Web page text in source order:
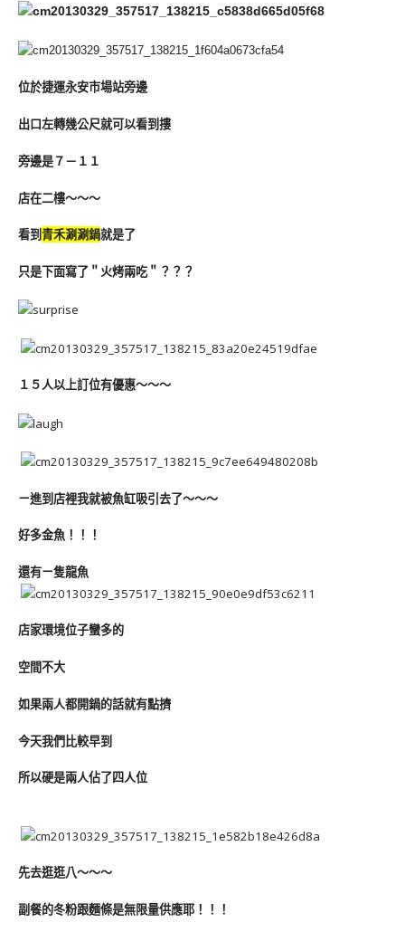
位於捷運永安市場站旁邊
出口左轉幾公尺就可以看到摟
旁邊是７－１１
店在二樓～～～
看到青禾涮涮鍋就是了
只是下面寫了＂火烤兩吃＂？？？
１５人以上訂位有優惠～～～
ㄧ進到店裡我就被魚缸吸引去了～～～
好多金魚！！！
還有ㄧ隻龍魚
店家環境位子蠻多的
空間不大
如果兩人都開鍋的話就有點擠
今天我們比較早到
所以硬是兩人佔了四人位
先去逛逛八～～～
副餐的冬粉跟麵條是無限量供應耶！！！